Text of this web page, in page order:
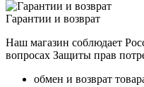
Гарантии и возврат
Наш магазин соблюдает
вопросах Защиты прав
обмен и возврат